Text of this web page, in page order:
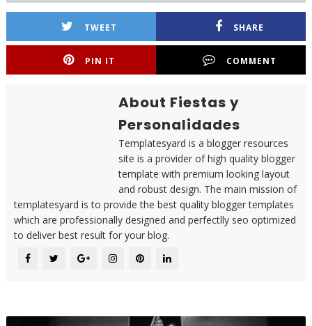
TWEET SHARE
PIN IT COMMENT
About Fiestas y
Personalidades
Templatesyard is a blogger resources
site is a provider of high quality blogger
template with premium looking layout
and robust design. The main mission of
templatesyard is to provide the best quality blogger templates
which are professionally designed and perfectlly seo optimized
to deliver best result for your blog.